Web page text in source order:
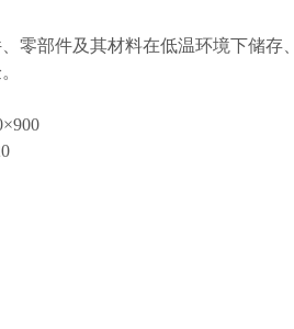
零部件及其材料在低温环境下储